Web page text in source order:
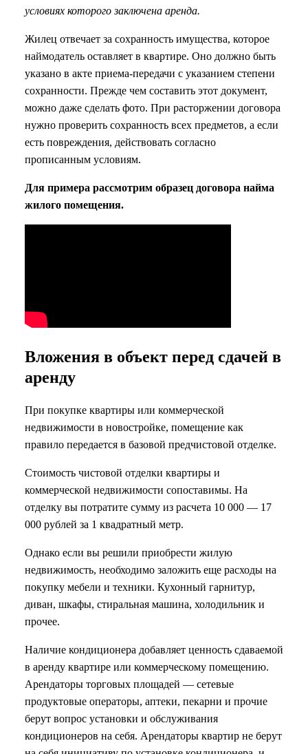
условиях которого заключена аренда.
Жилец отвечает за сохранность имущества, которое
наймодатель оставляет в квартире. Оно должно быть
указано в акте приема-передачи с указанием степени
сохранности. Прежде чем составить этот документ,
можно даже сделать фото. При расторжении договора
нужно проверить сохранность всех предметов, а если
есть повреждения, действовать согласно
прописанным условиям.
Для примера рассмотрим образец договора найма
жилого помещения.
Вложения в объект перед сдачей в
аренду
При покупке квартиры или коммерческой
недвижимости в новостройке, помещение как
правило передается в базовой предчистовой отделке.
Стоимость чистовой отделки квартиры и
коммерческой недвижимости сопоставимы. На
отделку вы потратите сумму из расчета 10 000 — 17
000 рублей за 1 квадратный метр.
Однако если вы решили приобрести жилую
недвижимость, необходимо заложить еще расходы на
покупку мебели и техники. Кухонный гарнитур,
диван, шкафы, стиральная машина, холодильник и
прочее.
Наличие кондиционера добавляет ценность сдаваемой
в аренду квартире или коммерческому помещению.
Арендаторы торговых площадей — сетевые
продуктовые операторы, аптеки, пекарни и прочие
берут вопрос установки и обслуживания
кондиционеров на себя. Арендаторы квартир не берут